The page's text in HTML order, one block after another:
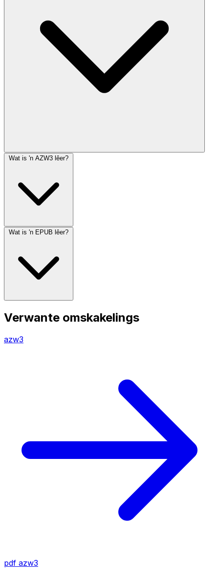
Wat is 'n AZW3 lêer?
Wat is 'n EPUB lêer?
Verwante omskakelings
azw3
pdf azw3